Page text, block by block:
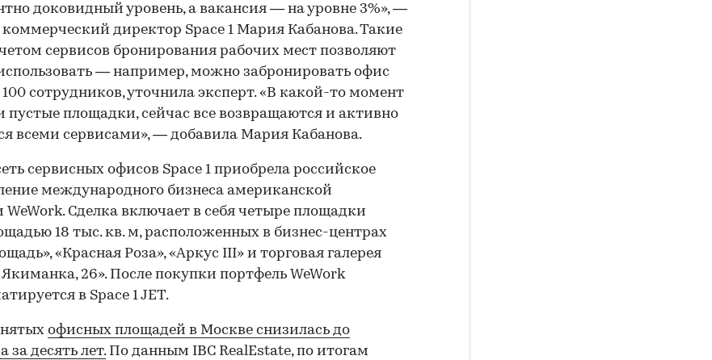
доковидный уровень, а вакансия — на уровне 3%», —
директор Space 1 Мария Кабанова. Такие
сервисов бронирования рабочих мест позволяют
— например, можно забронировать офис
сотрудников, уточнила эксперт. «В какой-то момент
пустые площадки, сейчас все возвращаются и активно
всеми сервисами», — добавила Мария Кабанова.
сервисных офисов Space 1 приобрела российское
международного бизнеса американской
Сделка включает в себя четыре площадки
18 тыс. кв. м, расположенных в бизнес-центрах
«Красная Роза», «Аркус III» и торговая галерея
26». После покупки портфель WeWork
в Space 1 JET.
офисных площадей в Москве снизилась до
десять лет.По данным IBC RealEstate, по итогам